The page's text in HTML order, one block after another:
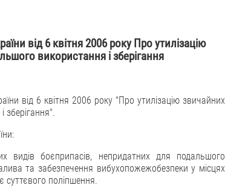
від 6 квітня 2006 року Про утилізацію
використання і зберігання
від 6 квітня 2006 року "Про утилізацію звичайних
зберігання".
видів боєприпасів, непридатних для подальшого
та забезпечення вибухопожежобезпеки у місцях
суттєвого поліпшення.